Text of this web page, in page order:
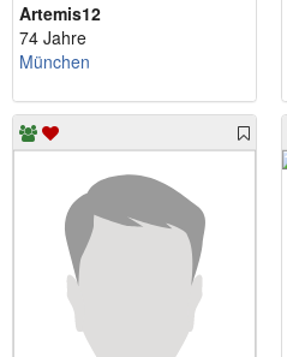
Artemis12
74 Jahre
München